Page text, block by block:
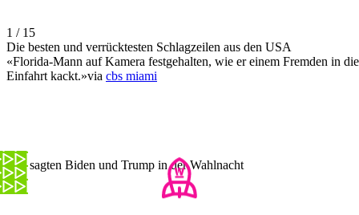
1 / 15
Die besten und verrücktesten Schlagzeilen aus den USA
«Florida-Mann auf Kamera festgehalten, wie er einem Fremden in die
Einfahrt kackt.»via cbs miami
Das sagten Biden und Trump in der Wahlnacht